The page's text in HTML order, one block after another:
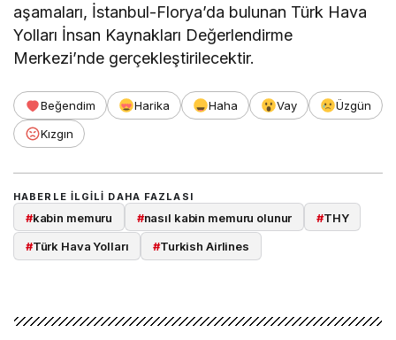
aşamaları, İstanbul-Florya’da bulunan Türk Hava
Yolları İnsan Kaynakları Değerlendirme
Merkezi’nde gerçekleştirilecektir.
Beğendim Harika Haha Vay
Üzgün
Kızgın
HABERLE ILGILI DAHA FAZLASI
#kabin memuru #nasıl kabin memuru olunur #THY
#Türk Hava Yolları #Turkish Airlines